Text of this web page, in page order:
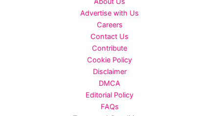
Advertise with Us
Careers
Contact Us
Contribute
Cookie Policy
Disclaimer
DMCA
Editorial Policy
FAQs